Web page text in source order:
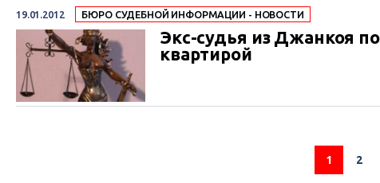
19.01.2012 БЮРО СУДЕБНОЙ ИНФОРМАЦИИ - НОВОСТИ
Экс-судья из Джанкоя
квартирой
1 2